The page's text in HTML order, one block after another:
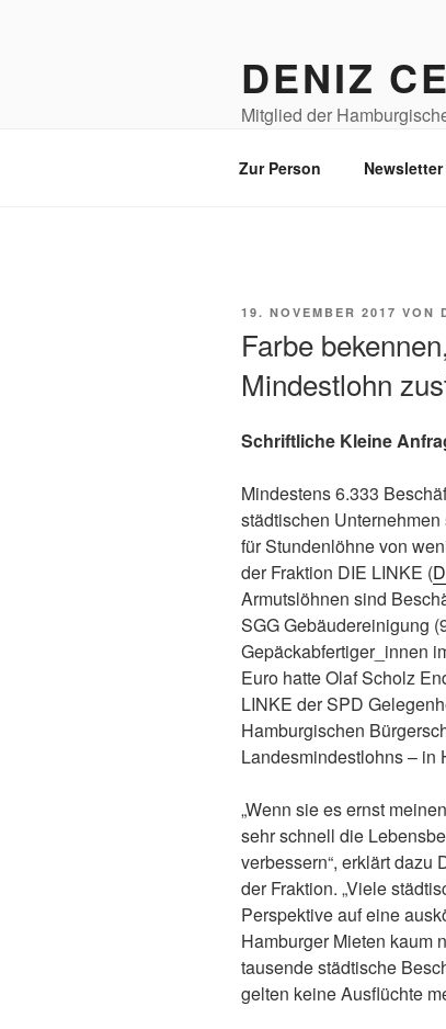
DENIZ
Mitglied der
Zur Person Newsletter
VERÖFFENTLICHT
19. NOVEMBER 2017 VON
Farbe
Mindestlohn
Schriftliche Kleine
Mindestens 6.333
städtischen
für Stundenlöhne von
der Fraktion DIE LINKE (
Armutslöhnen sind
SGG Gebäudereinigung
Gepäckabfertiger_innen
Euro hatte Olaf Scholz
LINKE der SPD
Hamburgischen
Landesmindestlohns – in
„Wenn sie es ernst
sehr schnell die
verbessern“, erklärt
der Fraktion. „Viele
Perspektive auf eine
Hamburger Mieten kaum
tausende städtische
gelten keine Ausflüchte